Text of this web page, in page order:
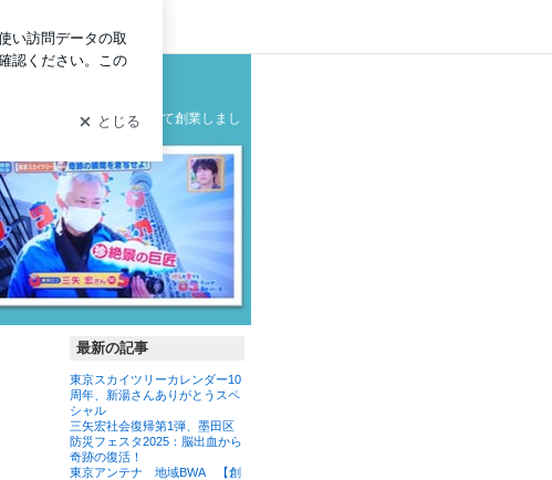
ブブログ
グ
テナの製造メーカーとして創業しまし
最新の記事
東京スカイツリーカレンダー10
周年、新湯さんありがとうスペ
シャル
三矢宏社会復帰第1弾、墨田区
防災フェスタ2025：脳出血から
奇跡の復活！
東京アンテナ 地域BWA 【創